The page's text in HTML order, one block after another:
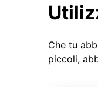
Che tu
piccoli,